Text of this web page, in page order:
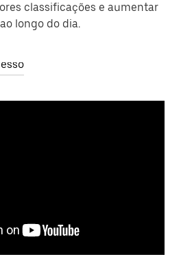
classificações e aumentar
longo do dia.